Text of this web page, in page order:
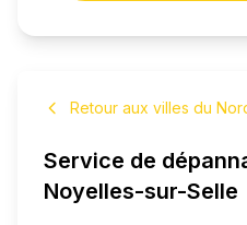
Retour aux villes du
Service de
Noyelles-sur-Selle